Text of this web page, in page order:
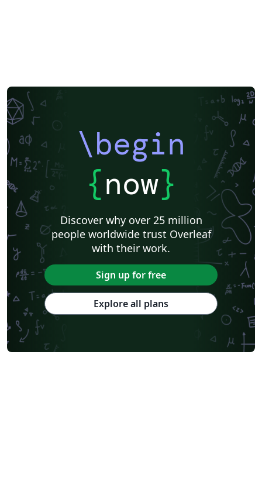
\begin
{now}
Discover why over 25 million
people worldwide trust Overleaf
with their work.
Sign up for free
Explore all plans